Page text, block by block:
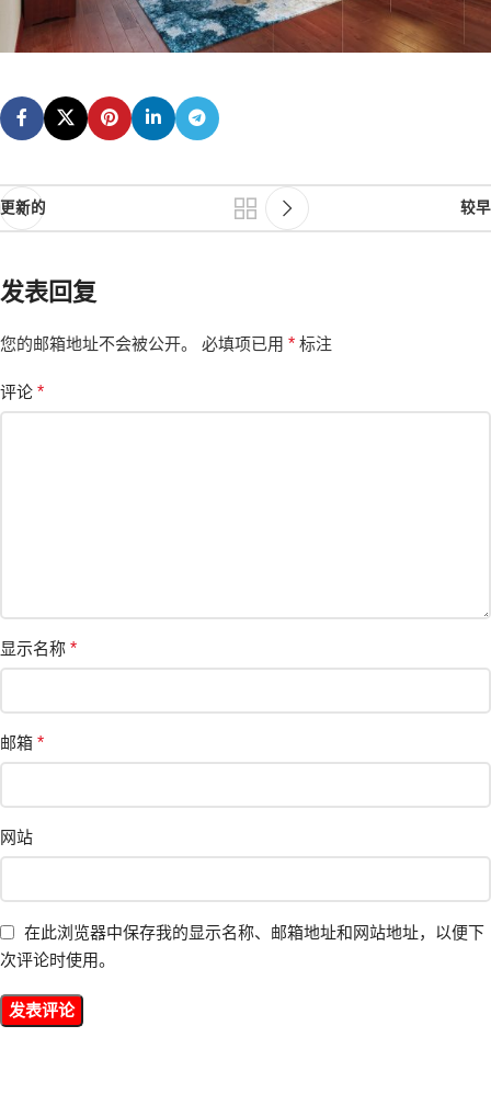
更新的 较早
发表回复
您的邮箱地址不会被公开。 必填项已用 * 标注
评论 *
显示名称 *
邮箱 *
网站
在此浏览器中保存我的显示名称、邮箱地址和网站地址，以便下
次评论时使用。